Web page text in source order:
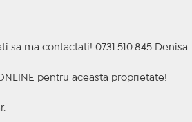
ma contactati! 0731.510.845 Denisa
pentru aceasta proprietate!